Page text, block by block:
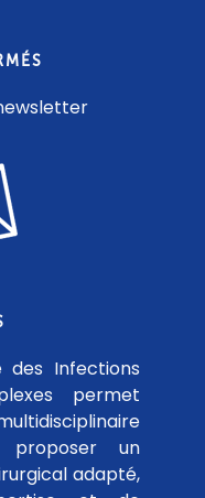
des Infections
permet
proposer un
adapté,